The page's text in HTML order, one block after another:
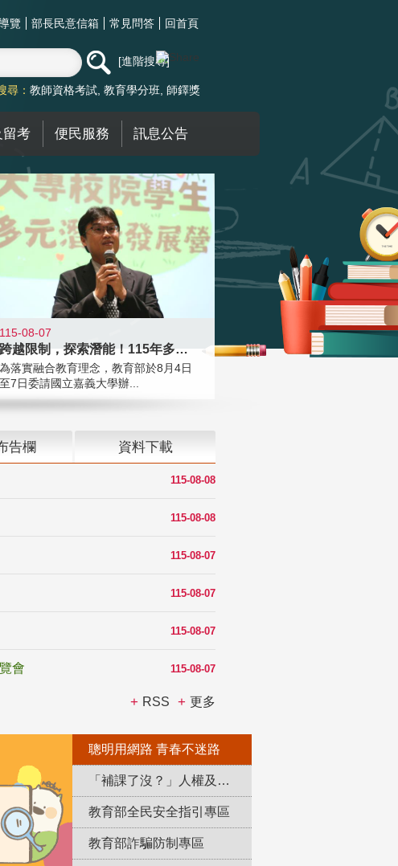
覽 部長民意信箱 常見問答 回首頁
進階搜尋
尋： 教師資格考試 教育學分班 師鐸獎
留考 便民服務 訊息公告
115-08-07
跨越限制，探索潛能！115年多元潛
為落實融合教育理念，教育部於8月4日
至7日委請國立嘉義大學辦...
告欄 資料下載
115-08-08
115-08-08
115-08-07
115-08-07
115-08-07
115-08-07
會
RSS 更多
聰明用網路 青春不迷路
「補課了沒？」人權及轉型正義教育專區
教育部全民安全指引專區
教育部詐騙防制專區